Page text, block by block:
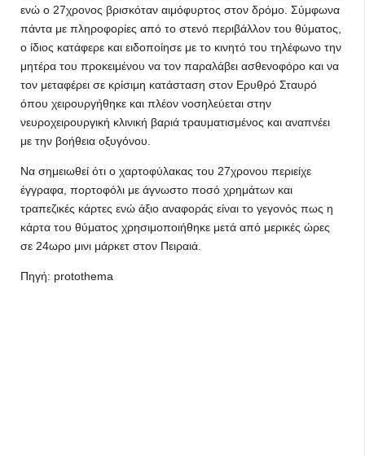
ενώ ο 27χρονος βρισκόταν αιμόφυρτος στον δρόμο. Σύμφωνα
πάντα με πληροφορίες από το στενό περιβάλλον του θύματος,
ο ίδιος κατάφερε και ειδοποίησε με το κινητό του τηλέφωνο την
μητέρα του προκειμένου να τον παραλάβει ασθενοφόρο και να
τον μεταφέρει σε κρίσιμη κατάσταση στον Ερυθρό Σταυρό
όπου χειρουργήθηκε και πλέον νοσηλεύεται στην
νευροχειρουργική κλινική βαριά τραυματισμένος και αναπνέει
με την βοήθεια οξυγόνου.
Να σημειωθεί ότι ο χαρτοφύλακας του 27χρονου περιείχε
έγγραφα, πορτοφόλι με άγνωστο ποσό χρημάτων και
τραπεζικές κάρτες ενώ άξιο αναφοράς είναι το γεγονός πως η
κάρτα του θύματος χρησιμοποιήθηκε μετά από μερικές ώρες
σε 24ωρο μινι μάρκετ στον Πειραιά.
Πηγή: protothema